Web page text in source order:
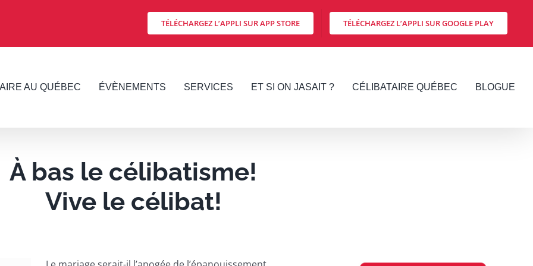
TÉLÉCHARGEZ L’APPLI SUR APP STORE TÉLÉCHARGEZ L’APPLI SUR GOOGLE PLAY
AU QUÉBEC ÉVÈNEMENTS SERVICES ET SI ON JASAIT ? CÉLIBATAIRE QUÉBEC BLOGUE
À bas le célibatisme!
Vive le célibat!